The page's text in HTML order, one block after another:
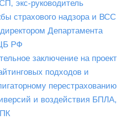
экс-руководитель
страхового надзора и ВСС
Департамента
РФ
заключение на проект
подходов и
перестрахованию
и воздействия БПЛА,